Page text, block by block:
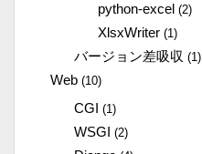
python-excel (2)
XlsxWriter (1)
バージョン差吸収 (1)
Web (10)
CGI (1)
WSGI (2)